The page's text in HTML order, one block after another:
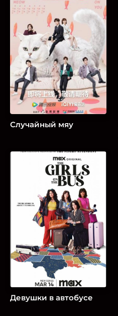
Случайный мяу
Девушки в автобусе